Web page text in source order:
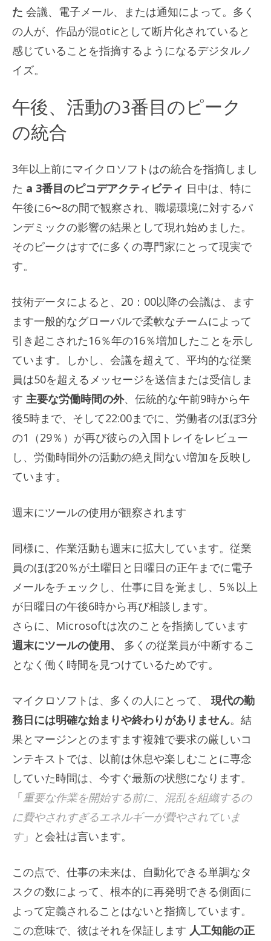
た 会議、電子メール、または通知によって。多く
の人が、作品が混oticとして断片化されていると
感じていることを指摘するようになるデジタルノ
イズ。
午後、活動の3番目のピーク
の統合
3年以上前にマイクロソフトはの統合を指摘しまし
た a 3番目のピコデアクティビティ 日中は、特に
午後に6〜8の間で観察され、職場環境に対するパ
ンデミックの影響の結果として現れ始めました。
そのピークはすでに多くの専門家にとって現実で
す。
技術データによると、20：00以降の会議は、ます
ます一般的なグローバルで柔軟なチームによって
引き起こされた16％年の16％増加したことを示し
ています。しかし、会議を超えて、平均的な従業
員は50を超えるメッセージを送信または受信しま
す 主要な労働時間の外、伝統的な午前9時から午
後5時まで、そして22:00までに、労働者のほぼ3分
の1（29％）が再び彼らの入国トレイをレビュー
し、労働時間外の活動の絶え間ない増加を反映し
ています。
週末にツールの使用が観察されます
同様に、作業活動も週末に拡大しています。従業
員のほぼ20％が土曜日と日曜日の正午までに電子
メールをチェックし、仕事に目を覚まし、5％以上
が日曜日の午後6時から再び相談します。
さらに、Microsoftは次のことを指摘しています
週末にツールの使用、 多くの従業員が中断するこ
となく働く時間を見つけているためです。
マイクロソフトは、多くの人にとって、 現代の勤
務日には明確な始まりや終わりがありません。結
果とマージンとのますます複雑で要求の厳しいコ
ンテキストでは、以前は休息や楽しむことに専念
していた時間は、今すぐ最新の状態になります。
「重要な作業を開始する前に、混乱を組織するの
に費やされすぎるエネルギーが費やされていま
す」と会社は言います。
この点で、仕事の未来は、自動化できる単調なタ
スクの数によって、根本的に再発明できる側面に
よって定義されることはないと指摘しています。
この意味で、彼はそれを保証します 人工知能の正